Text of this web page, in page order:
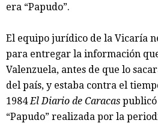
era “Papudo”.
El equipo jurídico de la Vicaría
para entregar la información
Valenzuela, antes de que lo
del país, y estaba contra el
1984 El Diario de Caracas
“Papudo” realizada por la